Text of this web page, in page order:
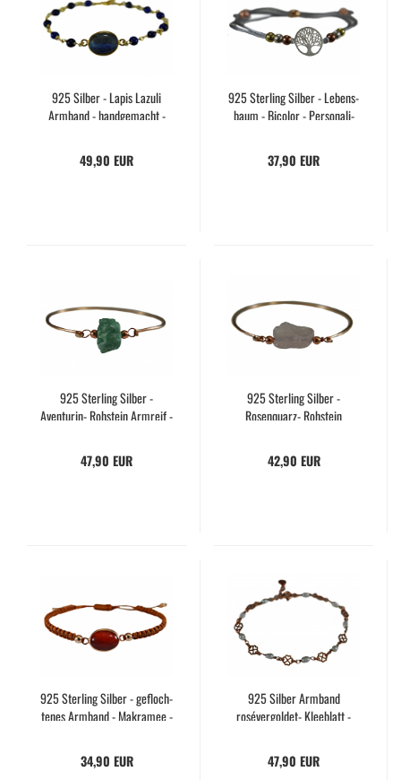
925 Sil­ber - Lapis La­zu­li
Arm­band - hand­ge­macht -
- Weih­nachts­ge­schenk
49,90 EUR
925 Ster­ling Sil­ber - Le­bens­
baum - Bico­lor - Per­so­na­li­
Roségold - Ver­stell­bar - Ge­
schenk­idee
37,90 EUR
925 Ster­ling Sil­ber -
Aventurin-​​ Roh­stein Arm­reif -
47,90 EUR
925 Ster­ling Sil­ber -
Rosenquarz-​​ Roh­stein
42,90 EUR
925 Ster­ling Sil­ber - ge­floch­
te­nes Arm­band - Ma­kra­mee -
ma­de - Achat - Braun -
34,90 EUR
925 Sil­ber Arm­band
rosévergoldet-​​ Klee­blatt -
macht - ein­zig­ar­tig - Ge­
schenk für Sie
47,90 EUR